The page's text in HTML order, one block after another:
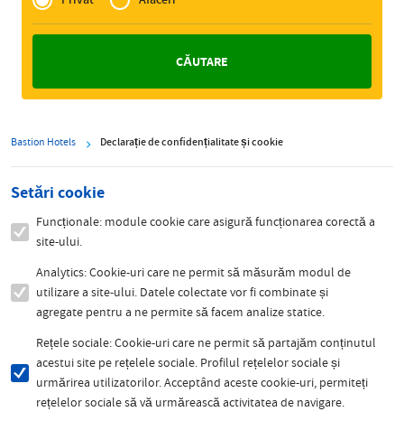
Zakelijk
Bastion Hotels Declarație de confidențialitate și cookie
Setări cookie
Funcționale: module cookie care asigură funcționarea corectă a
site-ului.
Analytics: Cookie-uri care ne permit să măsurăm modul de
utilizare a site-ului. Datele colectate vor fi combinate și
agregate pentru a ne permite să facem analize statice.
Rețele sociale: Cookie-uri care ne permit să partajăm conținutul
acestui site pe rețelele sociale. Profilul rețelelor sociale și
urmărirea utilizatorilor. Acceptând aceste cookie-uri, permiteți
rețelelor sociale să vă urmărească activitatea de navigare.